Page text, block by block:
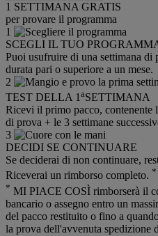
1 SETTIMANA GRATIS
per provare il programma
1
SCEGLI IL TUO
Puoi usufruire di una settimana
durata pari o superiore a un mese.
2
TEST DELLA 1aSETTIMANA
Ricevi il primo pacco, contenente
di prova + le 3 settimane
3
DECIDI SE CONTINUARE
Se deciderai di non continuare,
Riceverai un rimborso completo. *
* MI PIACE COSÌ rimborserà il
bancario o assegno entro un
del pacco restituito o fino a
la prova dell'avvenuta spedizione